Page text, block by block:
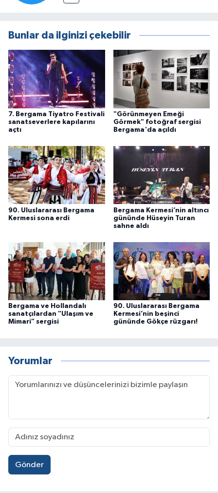
Bunlar da ilginizi çekebilir
7. Bergama Tiyatro Festivali
sanatseverlere kapılarını
açtı
"Görünmeyen Emeği
Görmek" fotoğraf sergisi
Bergama'da açıldı
90. Uluslararası Bergama
Kermesi sona erdi
Bergama Kermesi’nin altıncı
gününde Hüseyin Turan
sahne aldı
Bergama ve Hollandalı
sanatçılardan "Ulaşım ve
Mimari" sergisi
90. Uluslararası Bergama
Kermesi’nin beşinci
gününde Gökçe rüzgarı!
Yorumlar
Gönder